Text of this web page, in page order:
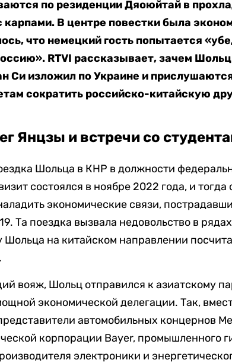
по резиденции Дяоюйтай в
карпами. В центре повестки была
что немецкий гость попытается
RTVI рассказывает, зачем
Си изложил по Украине и
сократить российско-китайскую
Янцзы и встречи со
Шольца в КНР в должности
состоялся в ноябре 2022 года, и
экономические связи,
Та поездка вызвала недовольство в
Шольца на китайском направлении
вояж, Шольц отправился к азиатскому
экономической делегации. Так,
автомобильных концернов
корпорации Bayer, промышленного
электроники и